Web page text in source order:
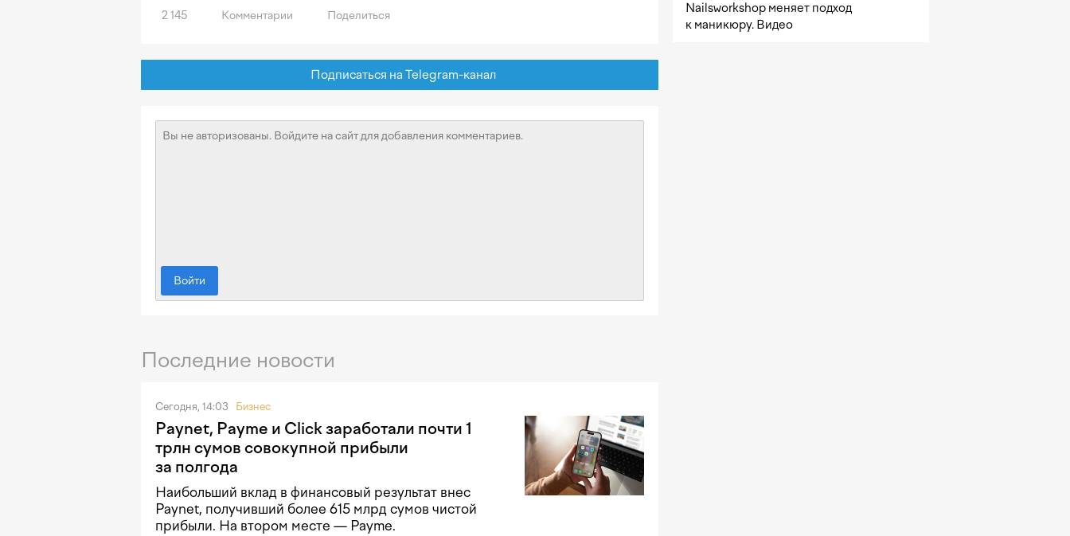
2 145 Комментарии Поделиться
Подписаться на Telegram-канал
Войти
Последние новости
Сегодня, 14:03 Бизнес
Paynet, Payme и Click заработали почти 1
трлн сумов совокупной прибыли
за полгода
Наибольший вклад в финансовый результат внес
Paynet, получивший более 615 млрд сумов чистой
прибыли. На втором месте — Payme.
Nailsworkshop меняет подход
к маникюру. Видео